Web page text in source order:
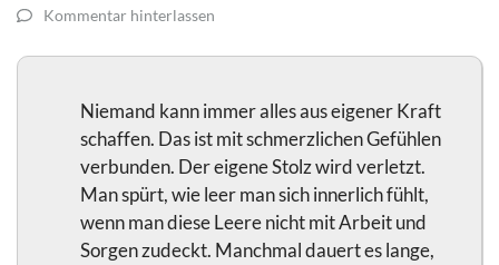
Kommentar hinterlassen
Niemand kann immer alles aus eigener Kraft
schaffen. Das ist mit schmerzlichen Gefühlen
verbunden. Der eigene Stolz wird verletzt.
Man spürt, wie leer man sich innerlich fühlt,
wenn man diese Leere nicht mit Arbeit und
Sorgen zudeckt. Manchmal dauert es lange,